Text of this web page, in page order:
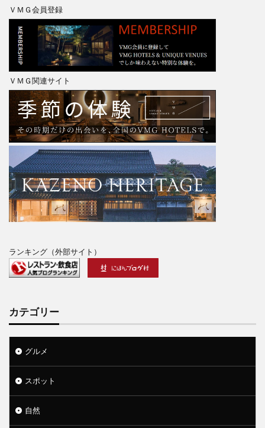
ＶＭＧ会員登録
ＶＭＧ関連サイト
ランキング（外部サイト）
カテゴリー
グルメ
スポット
自然